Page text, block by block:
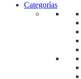
Categorías